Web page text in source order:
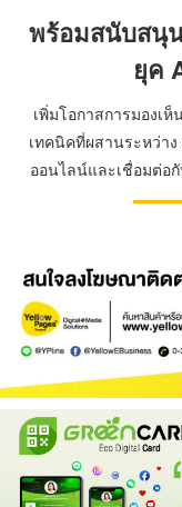
พร้อมสนับสนุ
ยุค
เพิ่มโอกาสการมองเ
เทคนิคที่ผสานระหว่าง
ออนไลน์และเชื่อมต่อ